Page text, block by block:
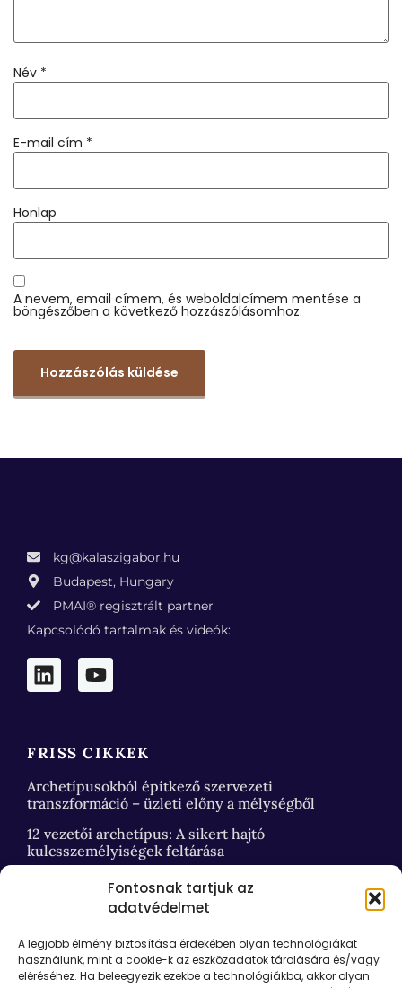
Fontosnak tartjuk az
adatvédelmet
A legjobb élmény biztosítása érdekében olyan technológiákat
használunk, mint a cookie-k az eszközadatok tárolására és/vagy
eléréséhez. Ha beleegyezik ezekbe a technológiákba, akkor olyan
Név *
E-mail cím *
Honlap
A nevem, email címem, és weboldalcímem mentése a
böngészőben a következő hozzászólásomhoz.
kg@kalaszigabor.hu
Budapest, Hungary
PMAI® regisztrált partner
Kapcsolódó tartalmak és videók:
FRISS CIKKEK
Archetípusokból építkező szervezeti
transzformáció – üzleti előny a mélységből
12 vezetői archetípus: A sikert hajtó
kulcsszemélyiségek feltárása
Kapcsolat
Podia e-learning login